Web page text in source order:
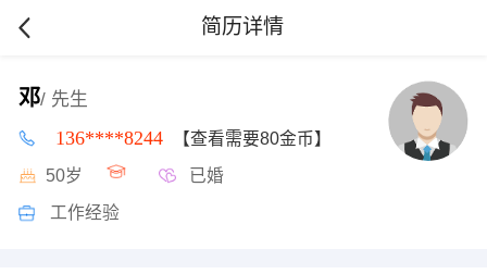
简历详情
邓/ 先生
136****8244 【查看需要80金币】
50岁 已婚
工作经验